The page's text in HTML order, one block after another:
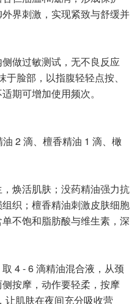
界刺激，实现紧致与舒缓并
做过敏测试，无不良反应
脸部，以指腹轻轻点按、
期可增加使用频次。
2 滴、檀香精油 1 滴、橄
焕活肌肤；没药精油强力抗
织；檀香精油刺激皮肤细胞
不饱和脂肪酸与维生素，深
4 - 6 滴精油混合液，从颈
按摩，动作要轻柔，按摩
让肌肤在夜间充分吸收营